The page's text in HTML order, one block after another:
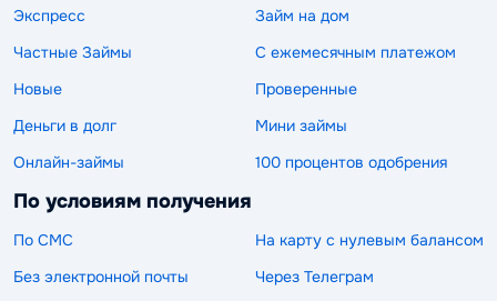
Экспресс
Займ на дом
Частные Займы
С ежемесячным платежом
Новые
Проверенные
Деньги в долг
Мини займы
Онлайн-займы
100 процентов одобрения
По условиям получения
По СМС
На карту с нулевым балансом
Без электронной почты
Через Телеграм